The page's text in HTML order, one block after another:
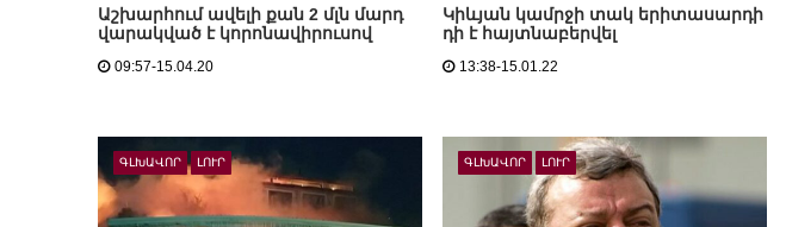
Աշխարհում ավելի քան 2 մլն մարդ
վարակված է կորոնավիրուսով
09:57-15.04.20
Կիևյան կամրջի տակ երիտասարդի
դի է հայտնաբերվել
13:38-15.01.22
ԳԼԽԱՎՈՐ ԼՈՒՐ ԳԼԽԱՎՈՐ ԼՈՒՐ